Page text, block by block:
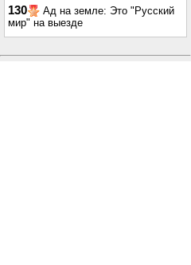
130
Ад на земле: Это "Русский
мир" на выезде